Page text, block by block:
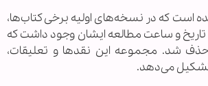
است که در نسخه‌های اولیه برخی کتاب‌ها،
تاریخ و ساعت مطالعه ایشان وجود داشت که
شد. مجموعه این نقدها و تعلیقات،
تشکیل می‌دهد.